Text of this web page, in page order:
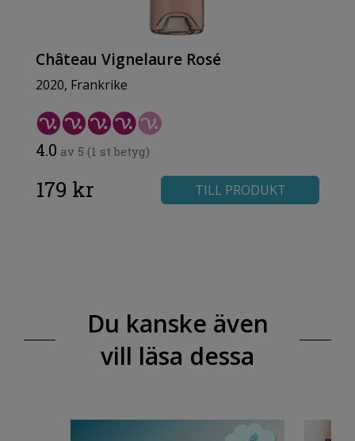
Château Vignelaure Rosé
2020, Frankrike
4.0 av 5 (1 st betyg)
179 kr TILL PRODUKT
Du kanske även
vill läsa dessa